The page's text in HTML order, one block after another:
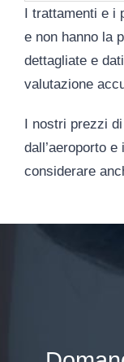
I trattamenti e i
e non hanno la
dettagliate e
valutazione
I nostri prezzi
dall’aeroporto
considerare